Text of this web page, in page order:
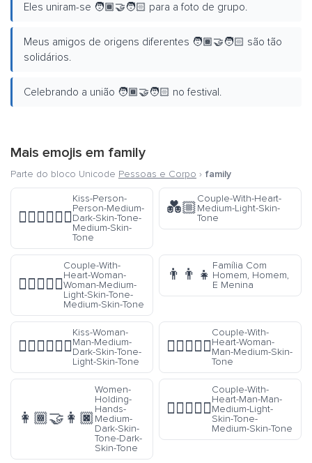
Eles uniram-se 🧑🏾‍🤝‍🧑🏻 para a foto de grupo.
Meus amigos de origens diferentes 🧑🏾‍🤝‍🧑🏻 são tão
solidários.
Celebrando a união 🧑🏾‍🤝‍🧑🏻 no festival.
Mais emojis em family
Parte do bloco Unicode Pessoas e Corpo › family
🧑🏾‍❤️‍💋‍🧑🏽
Kiss-Person-
Person-Medium-
Dark-Skin-Tone-
Medium-Skin-
Tone
💑🏼
Couple-With-Heart-
Medium-Light-Skin-
Tone
👩🏼‍❤️‍👩🏽
Couple-With-
Heart-Woman-
Woman-Medium-
Light-Skin-Tone-
Medium-Skin-Tone
👨‍👨‍👧
Família Com
Homem, Homem,
E Menina
👩🏾‍❤️‍💋‍👨🏻
Kiss-Woman-
Man-Medium-
Dark-Skin-Tone-
Light-Skin-Tone
👩🏽‍❤️‍👨🏽
Couple-With-
Heart-Woman-
Man-Medium-Skin-
Tone
👩🏾‍🤝‍👩🏿
Women-
Holding-
Hands-
Medium-
Dark-Skin-
Tone-Dark-
Skin-Tone
👨🏼‍❤️‍👨🏽
Couple-With-
Heart-Man-Man-
Medium-Light-
Skin-Tone-
Medium-Skin-Tone